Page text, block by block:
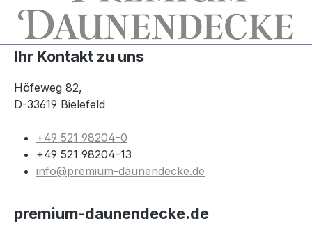
Ihr Kontakt zu uns
Höfeweg 82,
D-33619 Bielefeld
+49 521 98204-0
+49 521 98204-13
info@premium-daunendecke.de
premium-daunendecke.de